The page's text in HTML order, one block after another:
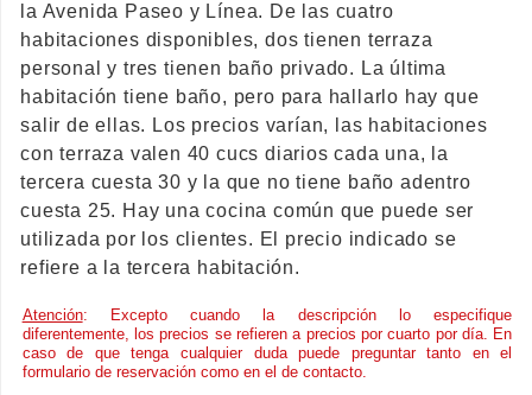
la Avenida Paseo y Línea. De las cuatro
habitaciones disponibles, dos tienen terraza
personal y tres tienen baño privado. La última
habitación tiene baño, pero para hallarlo hay que
salir de ellas. Los precios varían, las habitaciones
con terraza valen 40 cucs diarios cada una, la
tercera cuesta 30 y la que no tiene baño adentro
cuesta 25. Hay una cocina común que puede ser
utilizada por los clientes. El precio indicado se
refiere a la tercera habitación.
Atención: Excepto cuando la descripción lo especifique
diferentemente, los precios se refieren a precios por cuarto por día. En
caso de que tenga cualquier duda puede preguntar tanto en el
formulario de reservación como en el de contacto.